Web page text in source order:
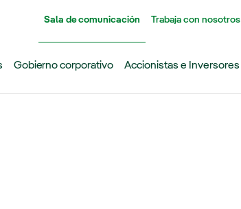
Sala de comunicación Trabaja con nosotros
Gobierno corporativo Accionistas e Inversores